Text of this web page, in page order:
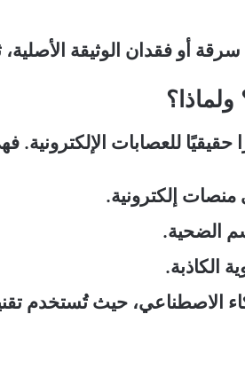
أو فقدان الوثيقة الأصلية،
حقيقيًا للعصابات
إلكترونية.
الضحية.
الكاذبة.
الاصطناعي، حيث تُستخدم